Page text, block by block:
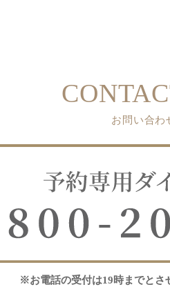
お問い合わ
※お電話の受付は19時までとさ